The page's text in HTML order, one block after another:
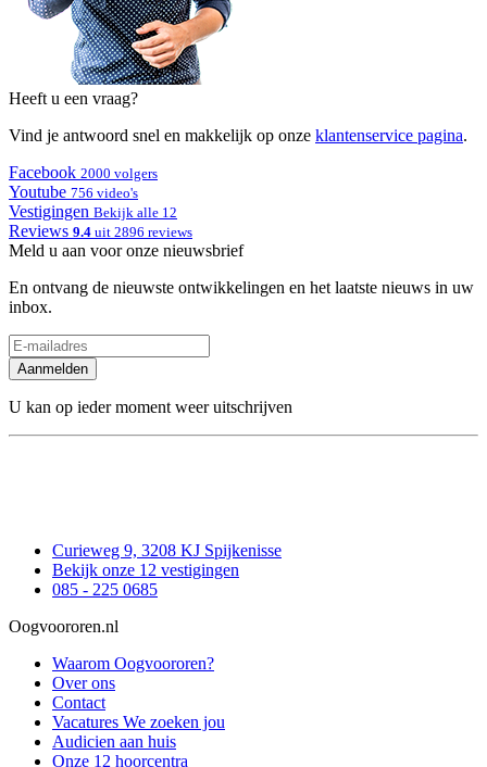
Heeft u een vraag?
Vind je antwoord snel en makkelijk op onze klantenservice pagina.
Facebook 2000 volgers
Youtube 756 video's
Vestigingen Bekijk alle 12
Reviews 9.4 uit 2896 reviews
Meld u aan voor onze nieuwsbrief
En ontvang de nieuwste ontwikkelingen en het laatste nieuws in uw
inbox.
Aanmelden
U kan op ieder moment weer uitschrijven
Curieweg 9, 3208 KJ Spijkenisse
Bekijk onze 12 vestigingen
085 - 225 0685
Oogvoororen.nl
Waarom Oogvoororen?
Over ons
Contact
Vacatures We zoeken jou
Audicien aan huis
Onze 12 hoorcentra